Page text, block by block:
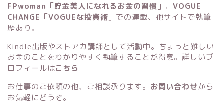
FPwoman「貯金美人になれるお金の習慣 」 、 VOGUE
CHANGE「VOGUEな投資術」 での連載、他サイトで執筆
歴あり。
Kindle出版やストアカ講師として活動中。ちょっと難しい
お金のことをわかりやすく執筆することが得意。詳しいプ
ロフィールはこちら
お仕事のご依頼の他、ご相談承ります。 お問い合わせから
お気軽にどうぞ。